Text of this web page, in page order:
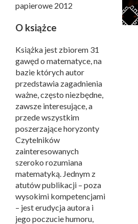
papierowe 2012
O książce
Książka jest zbiorem 31
gawęd o matematyce, na
bazie których autor
przedstawia zagadnienia
ważne, często niezbędne,
zawsze interesujące, a
przede wszystkim
poszerzające horyzonty
Czytelników
zainteresowanych
szeroko rozumiana
matematyką. Jednym z
atutów publikacji – poza
wysokimi kompetencjami
– jest erudycja autora i
jego poczucie humoru,